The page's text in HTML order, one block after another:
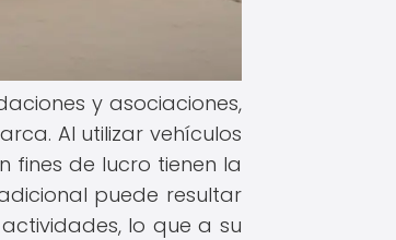
y asociaciones,
Al utilizar vehículos
fines de lucro tienen la
puede resultar
lo que a su